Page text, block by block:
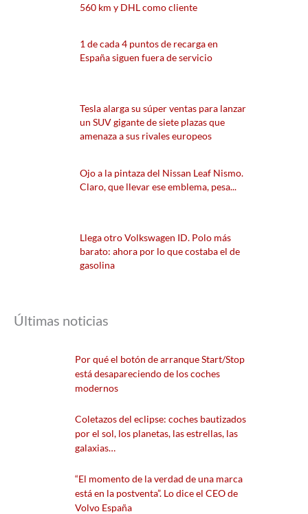
560 km y DHL como cliente
1 de cada 4 puntos de recarga en
España siguen fuera de servicio
Tesla alarga su súper ventas para lanzar
un SUV gigante de siete plazas que
amenaza a sus rivales europeos
Ojo a la pintaza del Nissan Leaf Nismo.
Claro, que llevar ese emblema, pesa...
Llega otro Volkswagen ID. Polo más
barato: ahora por lo que costaba el de
gasolina
Últimas noticias
Por qué el botón de arranque Start/Stop
está desapareciendo de los coches
modernos
Coletazos del eclipse: coches bautizados
por el sol, los planetas, las estrellas, las
galaxias…
“El momento de la verdad de una marca
está en la postventa”. Lo dice el CEO de
Volvo España